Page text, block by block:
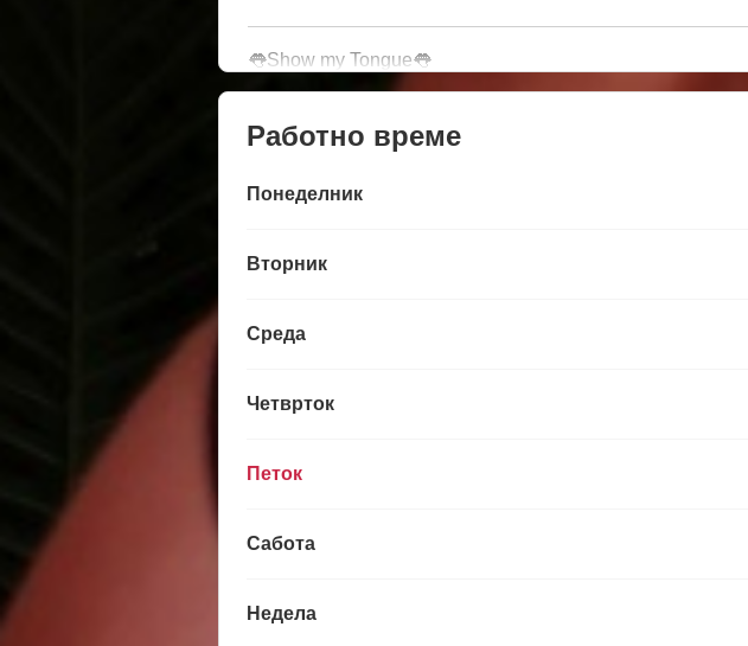
👅Show my Tongue👅
Работно време
Понеделник
Вторник
Среда
Четврток
Петок
Сабота
Недела